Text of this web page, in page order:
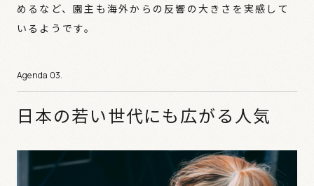
めるなど、園主も海外からの反響の大きさを実感して
いるようです。
日本の若い世代にも広がる人気